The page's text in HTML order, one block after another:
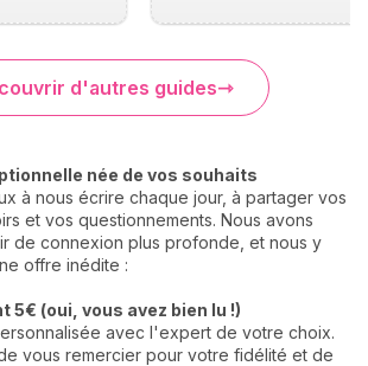
d'autres guides
née de vos souhaits
à nous écrire chaque jour, à partager vos
et vos questionnements. Nous avons
de connexion plus profonde, et nous y
offre inédite :
5€ (oui, vous avez bien lu !)
avec l'expert de votre choix.
vous remercier pour votre fidélité et de